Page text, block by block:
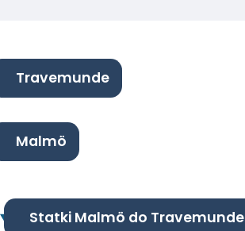
Travemunde
Malmö
Statki Malmö do Travemunde